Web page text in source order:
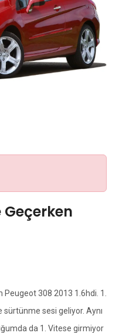
Geçerken
308 2013 1.6hdi. 1.
sesi geliyor. Aynı
da 1. Vitese girmiyor